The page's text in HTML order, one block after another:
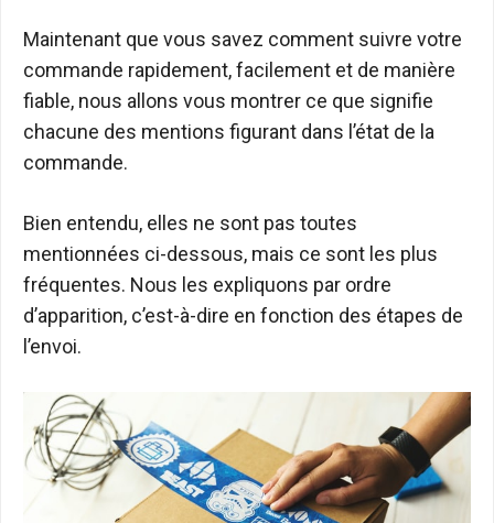
Maintenant que vous savez comment suivre votre
commande rapidement, facilement et de manière
fiable, nous allons vous montrer ce que signifie
chacune des mentions figurant dans l’état de la
commande.
Bien entendu, elles ne sont pas toutes
mentionnées ci-dessous, mais ce sont les plus
fréquentes. Nous les expliquons par ordre
d’apparition, c’est-à-dire en fonction des étapes de
l’envoi.